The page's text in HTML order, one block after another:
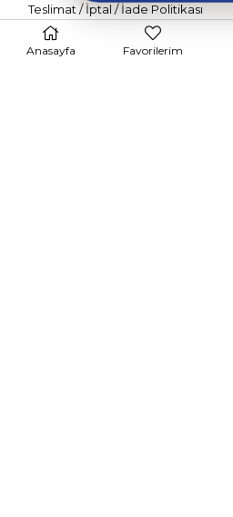
Teslimat / İptal / İade Politikası
Çerez Politikası
Mesafeli Satış Sözleşmesi
Gizlilik Politikası
Anasayfa Favorilerim